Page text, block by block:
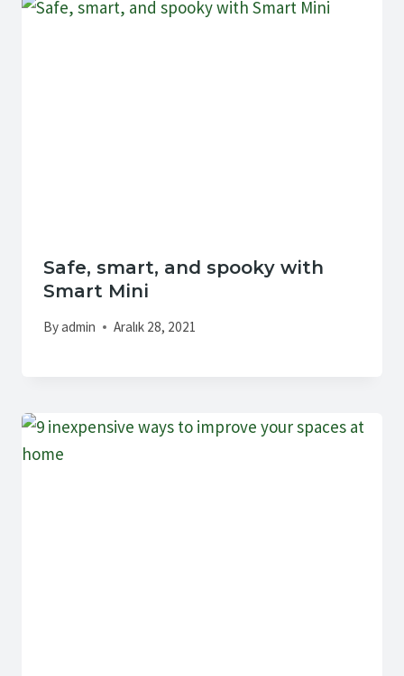
Safe, smart, and spooky with
Smart Mini
Byadmin Aralık 28, 2021